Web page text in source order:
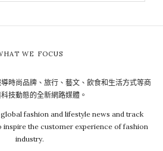
WE FOCUS
時尚品牌、旅行、藝文、飲食和生活方式等商
技動態的全新網路媒體。
fashion and lifestyle news and track
inspire the customer experience of fashion
industry.